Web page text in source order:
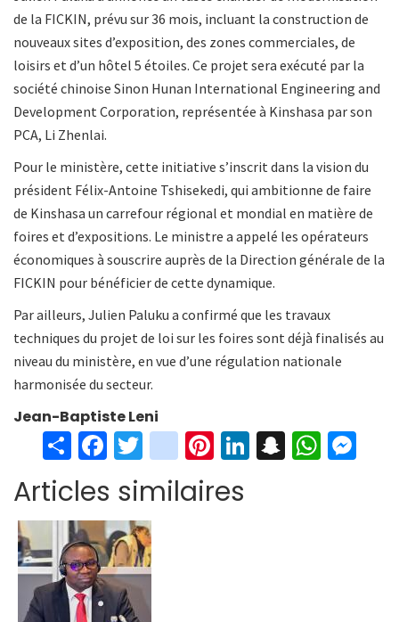
de la FICKIN, prévu sur 36 mois, incluant la construction de
nouveaux sites d’exposition, des zones commerciales, de
loisirs et d’un hôtel 5 étoiles. Ce projet sera exécuté par la
société chinoise Sinon Hunan International Engineering and
Development Corporation, représentée à Kinshasa par son
PCA, Li Zhenlai.
Pour le ministère, cette initiative s’inscrit dans la vision du
président Félix-Antoine Tshisekedi, qui ambitionne de faire
de Kinshasa un carrefour régional et mondial en matière de
foires et d’expositions. Le ministre a appelé les opérateurs
économiques à souscrire auprès de la Direction générale de la
FICKIN pour bénéficier de cette dynamique.
Par ailleurs, Julien Paluku a confirmé que les travaux
techniques du projet de loi sur les foires sont déjà finalisés au
niveau du ministère, en vue d’une régulation nationale
harmonisée du secteur.
Jean-Baptiste Leni
S
h
ar
e
Fa
ce
b
o
o
k
T
wi
tt
er
in
st
ag
Pi
er
Li S W
Articles similaires